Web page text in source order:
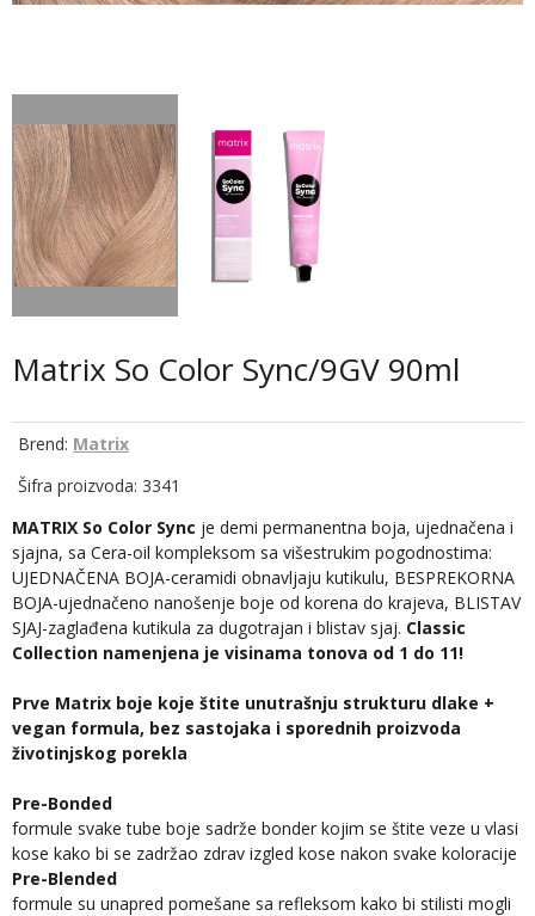
Matrix So Color Sync/9GV 90ml
Brend: Matrix
Šifra proizvoda: 3341
MATRIX So Color Sync je demi permanentna boja, ujednačena i
sjajna, sa Cera-oil kompleksom sa višestrukim pogodnostima:
UJEDNAČENA BOJA-ceramidi obnavljaju kutikulu, BESPREKORNA
BOJA-ujednačeno nanošenje boje od korena do krajeva, BLISTAV
SJAJ-zaglađena kutikula za dugotrajan i blistav sjaj. Classic
Collection namenjena je visinama tonova od 1 do 11!
Prve Matrix boje koje štite unutrašnju strukturu dlake +
vegan formula, bez sastojaka i sporednih proizvoda
životinjskog porekla
Pre-Bonded
formule svake tube boje sadrže bonder kojim se štite veze u vlasi
kose kako bi se zadržao zdrav izgled kose nakon svake koloracije
Pre-Blended
formule su unapred pomešane sa refleksom kako bi stilisti mogli